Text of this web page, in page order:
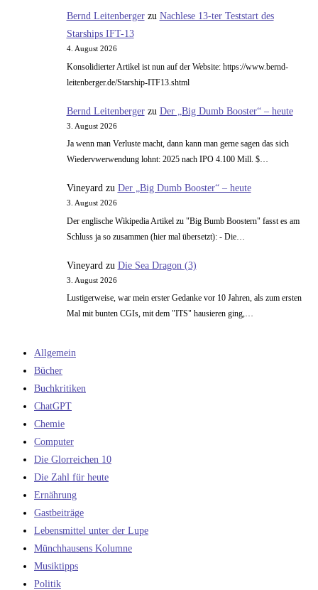
Bernd Leitenbergerzu Nachlese 13-ter Teststart des
Starships IFT-13
4. August 2026
Konsolidierter Artikel ist nun auf der Website: https://www.bernd-
leitenberger.de/Starship-ITF13.shtml
Bernd Leitenbergerzu Der „Big Dumb Booster“ – heute
3. August 2026
Ja wenn man Verluste macht, dann kann man gerne sagen das sich
Wiedervwerwendung lohnt: 2025 nach IPO 4.100 Mill. $…
Vineyardzu Der „Big Dumb Booster“ – heute
3. August 2026
Der englische Wikipedia Artikel zu "Big Bumb Boostern" fasst es am
Schluss ja so zusammen (hier mal übersetzt): - Die…
Vineyard zu Die Sea Dragon (3)
3. August 2026
Lustigerweise, war mein erster Gedanke vor 10 Jahren, als zum ersten
Mal mit bunten CGIs, mit dem "ITS" hausieren ging,…
Allgemein
Bücher
Buchkritiken
ChatGPT
Chemie
Computer
Die Glorreichen 10
Die Zahl für heute
Ernährung
Gastbeiträge
Lebensmittel unter der Lupe
Münchhausens Kolumne
Musiktipps
Politik